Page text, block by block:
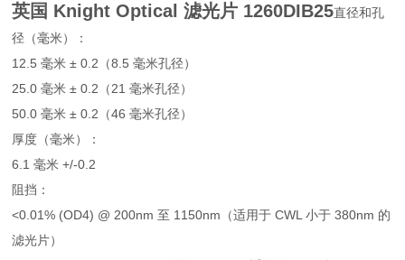
英国 Knight Optical 滤光片 1260DIB25直径和孔
径（毫米）：
12.5 毫米 ± 0.2（8.5 毫米孔径）
25.0 毫米 ± 0.2（21 毫米孔径）
50.0 毫米 ± 0.2（46 毫米孔径）
厚度（毫米）：
6.1 毫米 +/-0.2
阻挡：
<0.01% (OD4) @ 200nm 至 1150nm（适用于 CWL 小于 380nm 的
滤光片）